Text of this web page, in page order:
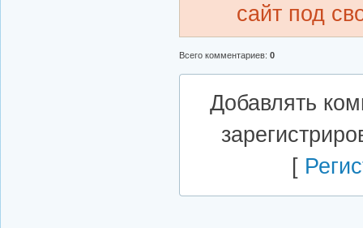
сайт под
Всего комментариев: 0
Добавлять
[